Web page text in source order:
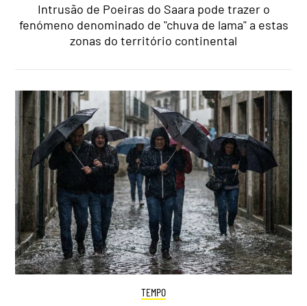
Intrusão de Poeiras do Saara pode trazer o
fenómeno denominado de "chuva de lama" a estas
zonas do território continental
TEMPO